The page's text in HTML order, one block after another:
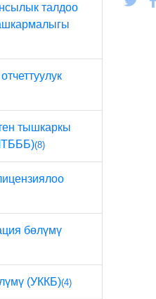
талдоо
тышкаркы
(8)
бөлүмү
(УККБ)(4)